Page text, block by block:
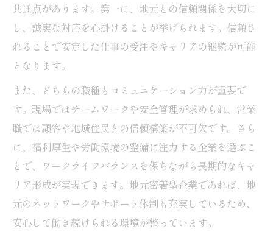
共通点があります。第一に、地元との信頼関係を大切に
し、誠実な対応を心掛けることが挙げられます。信頼さ
れることで安定した仕事の受注やキャリアの継続が可能
となります。
また、どちらの職種もコミュニケーション力が重要で
す。現場ではチームワークや安全管理が求められ、営業
職では顧客や地域住民との信頼構築が不可欠です。さら
に、福利厚生や労働環境の整備に注力する企業を選ぶこ
とで、ワークライフバランスを保ちながら長期的なキャ
リア形成が実現できます。地元密着型企業であれば、地
元のネットワークやサポート体制も充実しているため、
安心して働き続けられる環境が整っています。